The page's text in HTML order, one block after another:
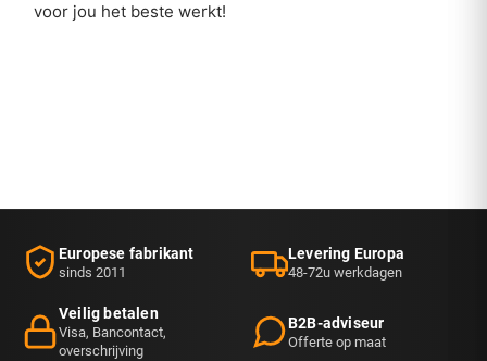
voor jou het beste werkt!
Europese fabrikant
sinds 2011
Levering Europa
48-72u werkdagen
Veilig betalen
Visa, Bancontact,
overschrijving
B2B-adviseur
Offerte op maat